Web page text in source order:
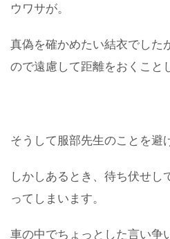
ウワサが。
真偽を確かめたい結衣でした
ので遠慮して距離をおくこと
そうして服部先生のことを避
しかしあるとき、待ち伏せし
ってしまいます。
車の中でちょっとした言い争